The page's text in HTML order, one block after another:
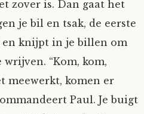
zover is. Dan gaat het
je bil en tsak, de eerste
en knijpt in je billen om
“Kom, kom,
meewerkt, komen er
Paul. Je buigt